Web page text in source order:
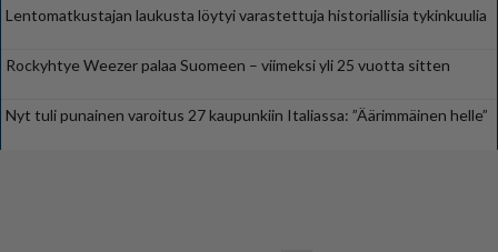
Lentomatkustajan laukusta löytyi varastettuja historiallisia tykinkuulia
Rockyhtye Weezer palaa Suomeen – viimeksi yli 25 vuotta sitten
Nyt tuli punainen varoitus 27 kaupunkiin Italiassa: ”Äärimmäinen helle”